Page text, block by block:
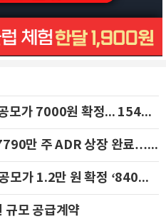
희망밴드 최상단 딜리셔스, 공모가 7000원 확정... 154억 규모 IPO 돌입
SK하이닉스, 나스닥에 1억7790만 주 ADR 상장 완료…29일 국내 추가 상장
자율주행 AI 스트라드비젼, 공모가 1.2만 원 확정 ‘840억 수혈’
규모 공급계약